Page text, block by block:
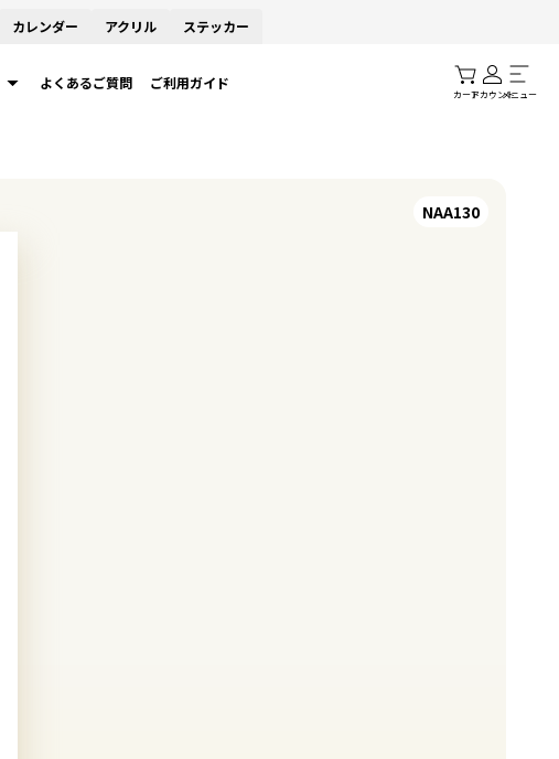
カレンダー アクリル ステッカー
よくあるご質問 ご利用ガイド
カートアカウントメニュー
NAA130